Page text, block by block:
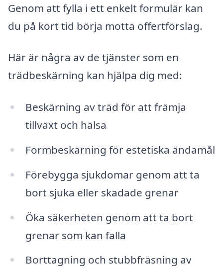
Genom att fylla i ett enkelt formulär kan
du på kort tid börja motta offertförslag.
Här är några av de tjänster som en
trädbeskärning kan hjälpa dig med:
Beskärning av träd för att främja
tillväxt och hälsa
Formbeskärning för estetiska ändamål
Förebygga sjukdomar genom att ta
bort sjuka eller skadade grenar
Öka säkerheten genom att ta bort
grenar som kan falla
Borttagning och stubbfräsning av